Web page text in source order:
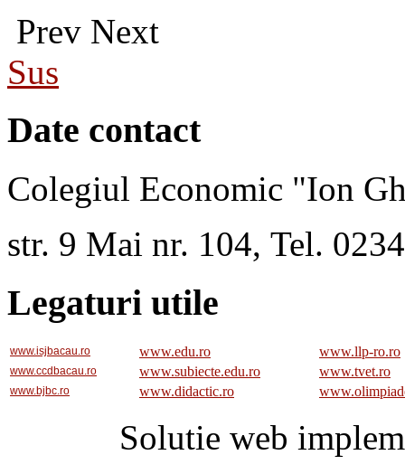
Prev Next
Sus
Date contact
Colegiul Economic "Ion
str. 9 Mai nr. 104, Tel.
Legaturi utile
www.isjbacau.ro www.edu.ro www.llp-ro.ro
www.ccdbacau.ro www.subiecte.edu.ro www.tvet.ro
www.bjbc.ro www.didactic.ro
Solutie web